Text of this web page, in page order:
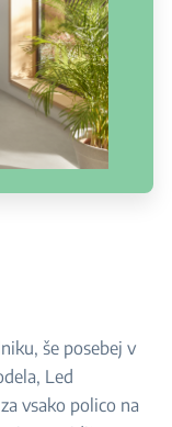
še posebej v
Led
vsako polico na